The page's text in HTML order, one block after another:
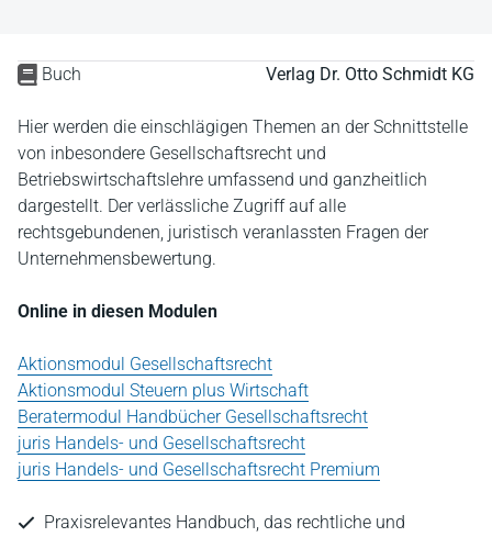
Buch Verlag Dr. Otto Schmidt KG
Hier werden die einschlägigen Themen an der Schnittstelle
von inbesondere Gesellschaftsrecht und
Betriebswirtschaftslehre umfassend und ganzheitlich
dargestellt. Der verlässliche Zugriff auf alle
rechtsgebundenen, juristisch veranlassten Fragen der
Unternehmensbewertung.
Online in diesen Modulen
Aktionsmodul Gesellschaftsrecht
Aktionsmodul Steuern plus Wirtschaft
Beratermodul Handbücher Gesellschaftsrecht
juris Handels- und Gesellschaftsrecht
juris Handels- und Gesellschaftsrecht Premium
Praxisrelevantes Handbuch, das rechtliche und